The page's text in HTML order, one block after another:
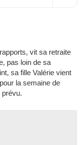
vit sa retraite
pas loin de sa
sa fille Valérie vient
la semaine de